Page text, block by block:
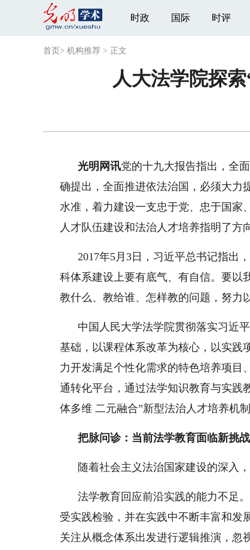
时政 国际 时评
首页 > 机构推荐 > 正文
人大法学院探
光明网讯党的十九大报告指出，全
确提出，全面推进依法治国，必须大力
水准，着力建设一支忠于党、忠于国家
人才队伍建设和法治人才培养指明了方
2017年5月3日，习近平总书记指出
科体系建设上要有底气、有自信。要以
教什么、教给谁、怎样教的问题，努力
中国人民大学法学院贯彻落实习近
基础，以课程体系改革为核心，以实践
力开发满足个性化需求的特色培养项目
通转化平台，通过法学知识教育与实践
体多维 二元融合”新型法治人才培养机
把脉问诊：当前法学教育面临新挑战
随着社会主义法治国家建设的深入
法学教育回应前沿实践的能力不足
受实践检验，并在实践中不断丰富和发
关注从概念体系出发进行逻辑推演，忽